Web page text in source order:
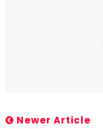
Newer Article